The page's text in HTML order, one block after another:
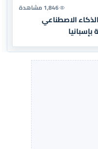
1,846 مشاهدة
الاصطناعي